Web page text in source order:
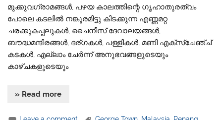
മുക്കുവഗ്രാമങ്ങള്‍, പഴയ കാലത്തിന്റെ ഗൃഹാതുരത്വം
പോലെ കടലില്‍ നങ്കൂരമിട്ടു കിടക്കുന്ന എണ്ണമറ്റ
ചരക്കുകപ്പലുകള്‍, ചൈനീസ് ദേവാലയങ്ങള്‍,
ബൗദ്ധമന്ദിരങ്ങള്‍, ദര്ഗകള്‍, പള്ളികള്‍, മണി എക്‌സ്‌ചേഞ്ച്
കടകള്‍, എല്ലാം ചേര്‍ന്ന് അനുഭവങ്ങളുടെയും
കാഴ്ചകളുടെയും
» Read more